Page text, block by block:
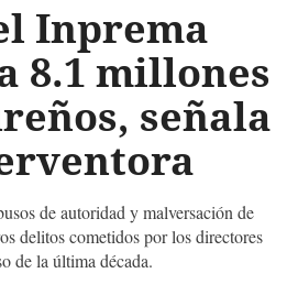
Inprema
8.1 millones
señala
de autoridad y malversación de
delitos cometidos por los directores
de la última década.